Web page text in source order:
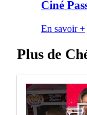
Ciné
En savoir +
Plus de